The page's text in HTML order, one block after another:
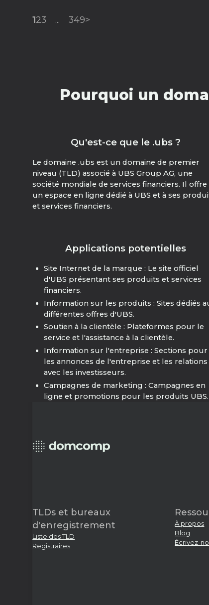
123 ... 349>
Pourquoi un
Qu'est-ce que le .ubs ?
Le domaine .ubs est un domaine de premier
niveau (TLD) associé à UBS Group AG, une
société mondiale de services financiers. Il offre
un espace en ligne dédié à UBS et à ses
et services financiers.
Applications potentielles
Site Internet de la marque : Le site officiel
d'UBS présentant ses produits et services
financiers.
Information sur les produits : Sites dédiés
différentes offres d'UBS.
Soutien à la clientèle : Plateformes pour le
service et l'assistance à la clientèle.
Information sur l'entreprise : Sections pour
les annonces de l'entreprise et les relations
avec les investisseurs.
Campagnes de marketing : Campagnes en
ligne et promotions pour les produits UBS.
TLDs et bureaux
d'enregistrement
Liste des TLD
Registraires
À propos
Blog
Écrivez-